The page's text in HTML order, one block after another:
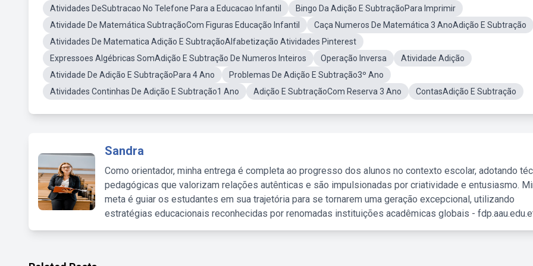
Atividades DeSubtracao No Telefone Para a Educacao Infantil
Bingo Da Adição E SubtraçãoPara Imprimir
Atividade De Matemática SubtraçãoCom Figuras Educação Infantil
Caça Numeros De Matemática 3 AnoAdição E Subtração
Atividades De Matematica Adição E SubtraçãoAlfabetização Atividades Pinterest
Expressoes Algébricas SomAdição E Subtração De Numeros Inteiros
Operação Inversa
Atividade Adição
Atividade De Adição E SubtraçãoPara 4 Ano
Problemas De Adição E Subtração3º Ano
Atividades Continhas De Adição E Subtração1 Ano
Adição E SubtraçãoCom Reserva 3 Ano ContasAdição E Subtração
Sandra
Como orientador, minha entrega é completa ao progresso dos alunos no contexto escolar, adotando
pedagógicas que valorizam relações autênticas e são impulsionadas por criatividade e entusiasmo.
meta é guiar os estudantes em sua trajetória para se tornarem uma geração excepcional, utilizando
estratégias educacionais reconhecidas por renomadas instituições acadêmicas globais -